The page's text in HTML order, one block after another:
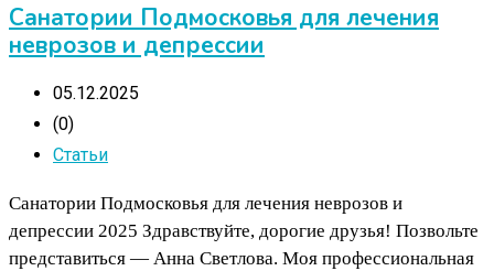
Санатории Подмосковья для лечения
неврозов и депрессии
05.12.2025
(0)
Статьи
Санатории Подмосковья для лечения неврозов и
депрессии 2025 Здравствуйте, дорогие друзья! Позвольте
представиться — Анна Светлова. Моя профессиональная